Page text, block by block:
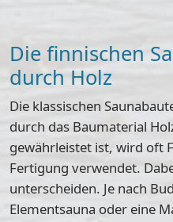
Die finnischen
durch Holz
Die klassischen
durch das Baumaterial
gewährleistet ist, wird oft
Fertigung verwendet.
unterscheiden. Je nach
Elementsauna oder eine